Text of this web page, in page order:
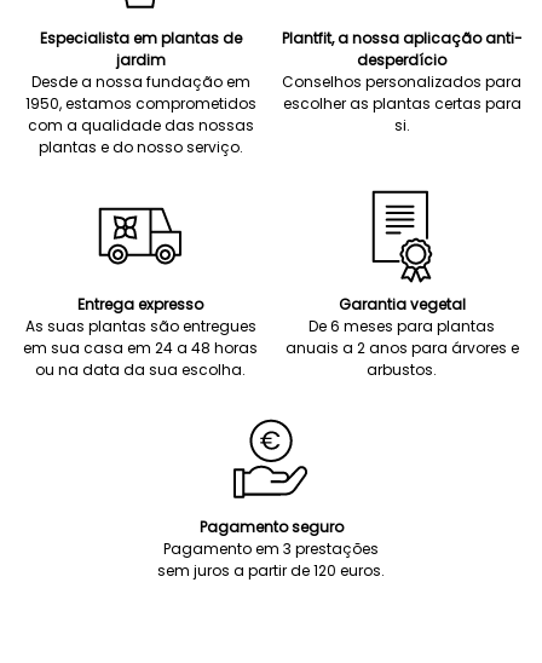
Especialista em plantas de
jardim
Desde a nossa fundação em
1950, estamos comprometidos
com a qualidade das nossas
plantas e do nosso serviço.
Plantfit, a nossa aplicação anti-
desperdício
Conselhos personalizados para
escolher as plantas certas para
si.
Entrega expresso
As suas plantas são entregues
em sua casa em 24 a 48 horas
ou na data da sua escolha.
Garantia vegetal
De 6 meses para plantas
anuais a 2 anos para árvores e
arbustos.
Pagamento seguro
Pagamento em 3 prestações
sem juros a partir de 120 euros.